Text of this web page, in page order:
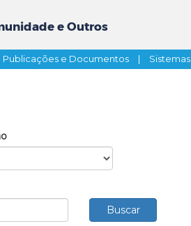
e Outros
Publicações e Documentos | Sistemas